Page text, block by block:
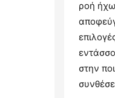
ροή
στην